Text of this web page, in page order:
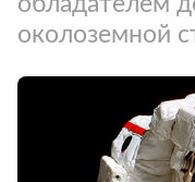
околоземной